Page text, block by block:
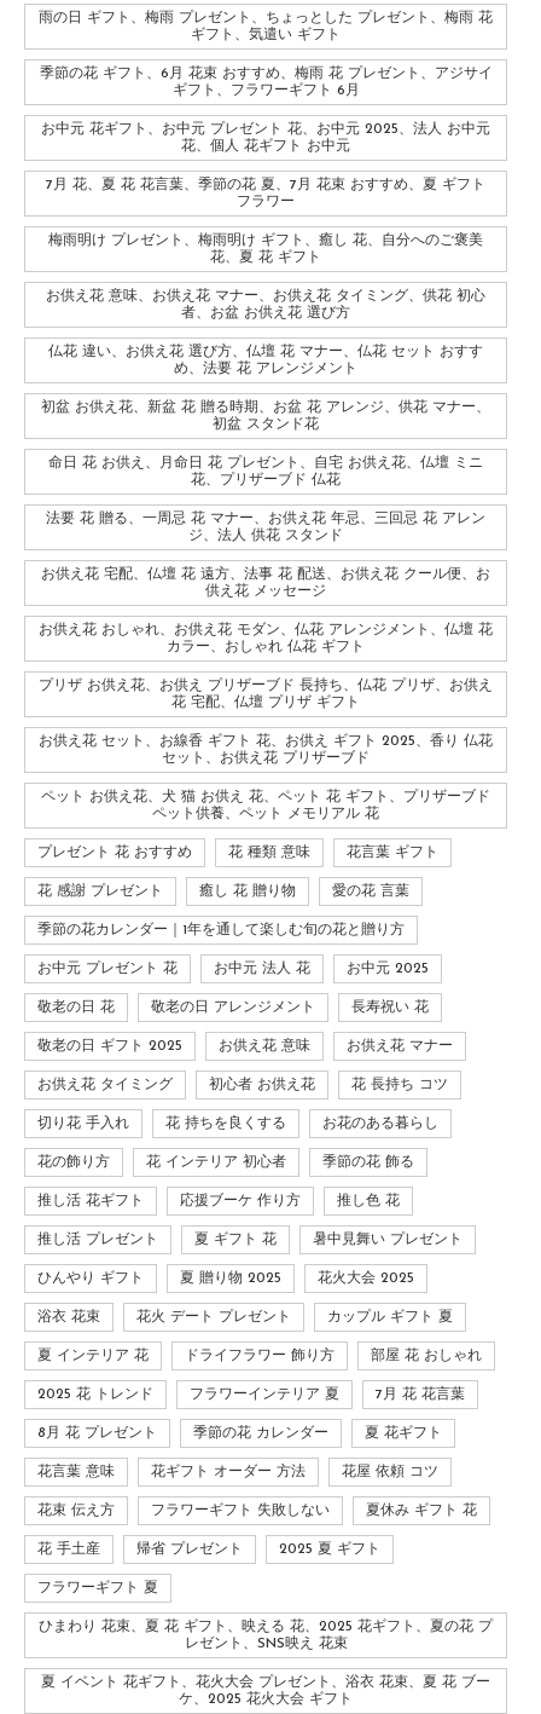
雨の日 ギフト、梅雨 プレゼント、ちょっとした プレゼント、梅雨 花
ギフト、気遣い ギフト
季節の花 ギフト、6月 花束 おすすめ、梅雨 花 プレゼント、アジサイ
ギフト、フラワーギフト 6月
お中元 花ギフト、お中元 プレゼント 花、お中元 2025、法人 お中元
花、個人 花ギフト お中元
7月 花、夏 花 花言葉、季節の花 夏、7月 花束 おすすめ、夏 ギフト
フラワー
梅雨明け プレゼント、梅雨明け ギフト、癒し 花、自分へのご褒美
花、夏 花 ギフト
お供え花 意味、お供え花 マナー、お供え花 タイミング、供花 初心
者、お盆 お供え花 選び方
仏花 違い、お供え花 選び方、仏壇 花 マナー、仏花 セット おすす
め、法要 花 アレンジメント
初盆 お供え花、新盆 花 贈る時期、お盆 花 アレンジ、供花 マナー、
初盆 スタンド花
命日 花 お供え、月命日 花 プレゼント、自宅 お供え花、仏壇 ミニ
花、プリザーブド 仏花
法要 花 贈る、一周忌 花 マナー、お供え花 年忌、三回忌 花 アレン
ジ、法人 供花 スタンド
お供え花 宅配、仏壇 花 遠方、法事 花 配送、お供え花 クール便、お
供え花 メッセージ
お供え花 おしゃれ、お供え花 モダン、仏花 アレンジメント、仏壇 花
カラー、おしゃれ 仏花 ギフト
プリザ お供え花、お供え プリザーブド 長持ち、仏花 プリザ、お供え
花 宅配、仏壇 プリザ ギフト
お供え花 セット、お線香 ギフト 花、お供え ギフト 2025、香り 仏花
セット、お供え花 プリザーブド
ペット お供え花、犬 猫 お供え 花、ペット 花 ギフト、プリザーブド
ペット供養、ペット メモリアル 花
プレゼント 花 おすすめ 花 種類 意味 花言葉 ギフト
花 感謝 プレゼント 癒し 花 贈り物 愛の花 言葉
季節の花カレンダー｜1年を通して楽しむ旬の花と贈り方
お中元 プレゼント 花 お中元 法人 花 お中元 2025
敬老の日 花 敬老の日 アレンジメント 長寿祝い 花
敬老の日 ギフト 2025 お供え花 意味 お供え花 マナー
お供え花 タイミング 初心者 お供え花 花 長持ち コツ
切り花 手入れ 花 持ちを良くする お花のある暮らし
花の飾り方 花 インテリア 初心者 季節の花 飾る
推し活 花ギフト 応援ブーケ 作り方 推し色 花
推し活 プレゼント 夏 ギフト 花 暑中見舞い プレゼント
ひんやり ギフト 夏 贈り物 2025 花火大会 2025
浴衣 花束 花火 デート プレゼント カップル ギフト 夏
夏 インテリア 花 ドライフラワー 飾り方 部屋 花 おしゃれ
2025 花 トレンド フラワーインテリア 夏 7月 花 花言葉
8月 花 プレゼント 季節の花 カレンダー 夏 花ギフト
花言葉 意味 花ギフト オーダー 方法 花屋 依頼 コツ
花束 伝え方 フラワーギフト 失敗しない 夏休み ギフト 花
花 手土産 帰省 プレゼント 2025 夏 ギフト
フラワーギフト 夏
ひまわり 花束、夏 花 ギフト、映える 花、2025 花ギフト、夏の花 プ
レゼント、SNS映え 花束
夏 イベント 花ギフト、花火大会 プレゼント、浴衣 花束、夏 花 ブー
ケ、2025 花火大会 ギフト